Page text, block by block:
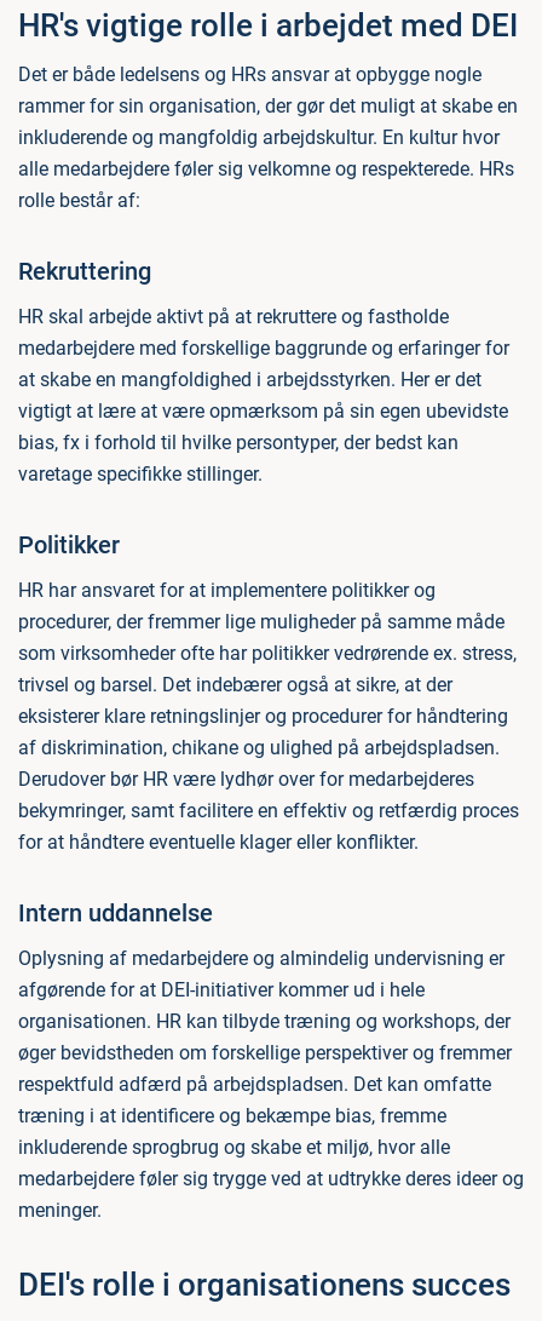
HR's vigtige rolle i arbejdet med DEI
Det er både ledelsens og HRs ansvar at opbygge nogle
rammer for sin organisation, der gør det muligt at skabe en
inkluderende og mangfoldig arbejdskultur. En kultur hvor
alle medarbejdere føler sig velkomne og respekterede. HRs
rolle består af:
Rekruttering
HR skal arbejde aktivt på at rekruttere og fastholde
medarbejdere med forskellige baggrunde og erfaringer for
at skabe en mangfoldighed i arbejdsstyrken. Her er det
vigtigt at lære at være opmærksom på sin egen ubevidste
bias, fx i forhold til hvilke persontyper, der bedst kan
varetage specifikke stillinger.
Politikker
HR har ansvaret for at implementere politikker og
procedurer, der fremmer lige muligheder på samme måde
som virksomheder ofte har politikker vedrørende ex. stress,
trivsel og barsel. Det indebærer også at sikre, at der
eksisterer klare retningslinjer og procedurer for håndtering
af diskrimination, chikane og ulighed på arbejdspladsen.
Derudover bør HR være lydhør over for medarbejderes
bekymringer, samt facilitere en effektiv og retfærdig proces
for at håndtere eventuelle klager eller konflikter.
Intern uddannelse
Oplysning af medarbejdere og almindelig undervisning er
afgørende for at DEI-initiativer kommer ud i hele
organisationen. HR kan tilbyde træning og workshops, der
øger bevidstheden om forskellige perspektiver og fremmer
respektfuld adfærd på arbejdspladsen. Det kan omfatte
træning i at identificere og bekæmpe bias, fremme
inkluderende sprogbrug og skabe et miljø, hvor alle
medarbejdere føler sig trygge ved at udtrykke deres ideer og
meninger.
DEI's rolle i organisationens succes